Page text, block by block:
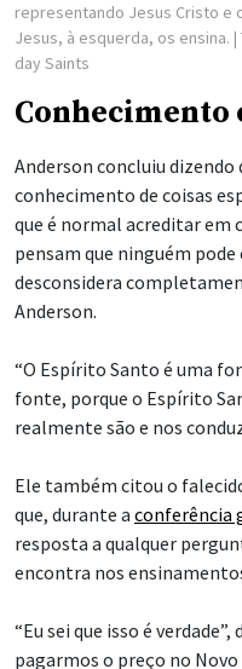
representando Jesus Cristo e
Jesus, à esquerda, os ensina. |
day Saints
Anderson concluiu
conhecimento de coisas
que é normal acreditar em
pensam que ninguém
desconsidera
Anderson.
“O Espírito Santo é uma
fonte, porque o Espírito
realmente são e nos
Ele também citou o
que, durante a conferência
resposta a qualquer
encontra nos
“Eu sei que isso é verdade”,
pagarmos o preço no